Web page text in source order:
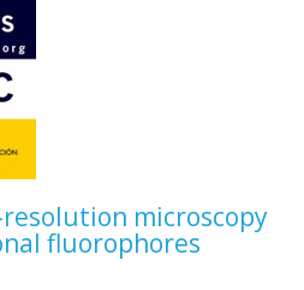
resolution microscopy
fluorophores